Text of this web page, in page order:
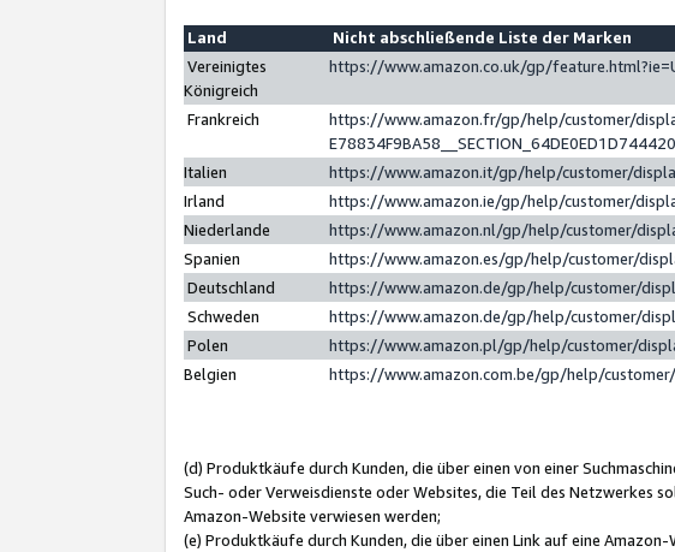
Land
Nicht abschließende Liste der Marken
Vereinigtes
Königreich
https://www.amazon.co.uk/gp/
Frankreich
https://www.amazon.fr/gp/help/customer/
Italien
https://www.amazon.it/gp/help/customer/
Irland
https://www.amazon.ie/gp/help/customer/
Niederlande
https://www.amazon.nl/gp/help/customer/
Spanien
https://www.amazon.es/gp/help/customer/
Deutschland
https://www.amazon.de/gp/help/customer/
Schweden
https://www.amazon.de/gp/help/customer/
Polen
https://www.amazon.pl/gp/help/customer/
Belgien
https://www.amazon.com.be/gp/help/
(d) Produktkäufe durch Kunden, die über einen von einer
Such- oder Verweisdienste oder Websites, die Teil des Netzwerkes
Amazon-Website verwiesen werden;
(e) Produktkäufe durch Kunden, die über einen Link auf eine